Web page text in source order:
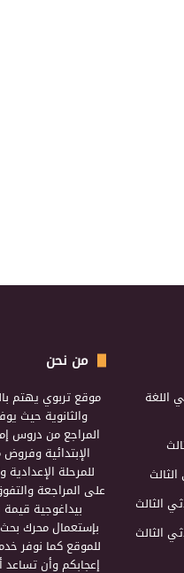
اللغة
الثالث
الثالث
الثالث
من نحن
موقع تربوي يهتم
والثانوية حيث
المراجع من دروس
الإبتدائية
للمرحلة
على المراجعة
بيداغوجية
بإستعمال محرك بحث
للموقع كما نوفر
إعجابكم وأن تساعد